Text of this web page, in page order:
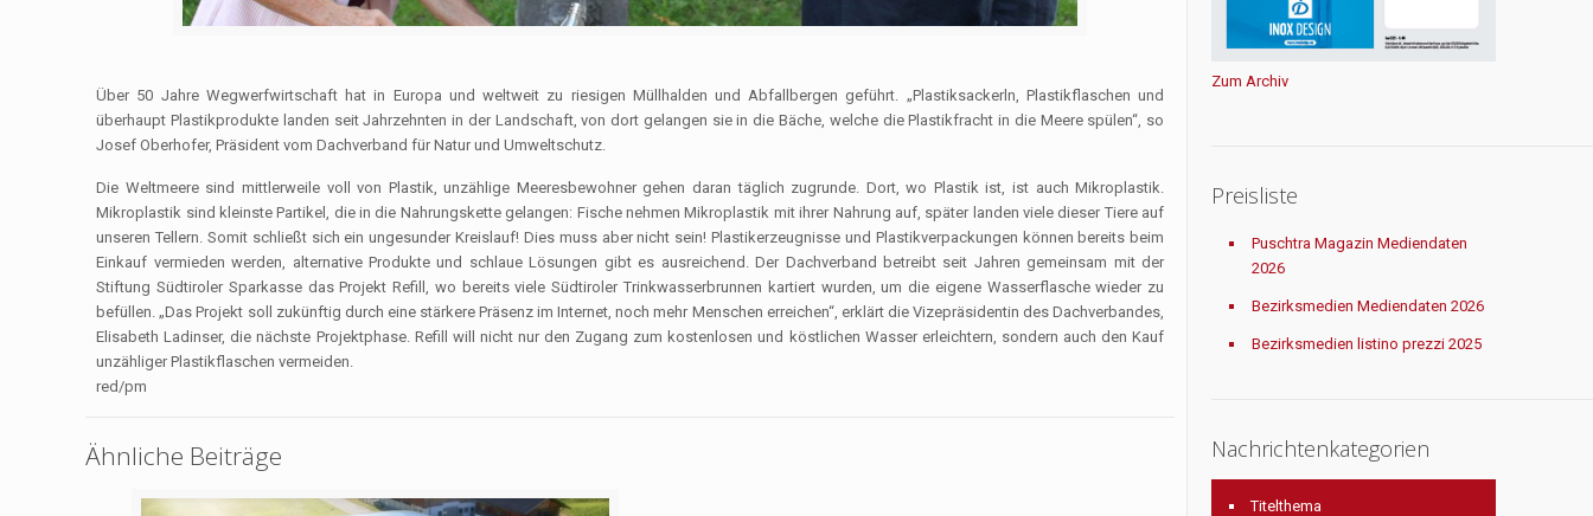
Über 50 Jahre Wegwerfwirtschaft hat in Europa und weltweit zu riesigen Müllhalden und Abfallbergen geführt. „Plastiksackerln, Plastikflaschen und
überhaupt Plastikprodukte landen seit Jahrzehnten in der Landschaft, von dort gelangen sie in die Bäche, welche die Plastikfracht in die Meere spülen“, so
Josef Oberhofer, Präsident vom Dachverband für Natur und Umweltschutz.
Die Weltmeere sind mittlerweile voll von Plastik, unzählige Meeresbewohner gehen daran täglich zugrunde. Dort, wo Plastik ist, ist auch Mikroplastik.
Mikroplastik sind kleinste Partikel, die in die Nahrungskette gelangen: Fische nehmen Mikroplastik mit ihrer Nahrung auf, später landen viele dieser Tiere auf
unseren Tellern. Somit schließt sich ein ungesunder Kreislauf! Dies muss aber nicht sein! Plastikerzeugnisse und Plastikverpackungen können bereits beim
Einkauf vermieden werden, alternative Produkte und schlaue Lösungen gibt es ausreichend. Der Dachverband betreibt seit Jahren gemeinsam mit der
Stiftung Südtiroler Sparkasse das Projekt Refill, wo bereits viele Südtiroler Trinkwasserbrunnen kartiert wurden, um die eigene Wasserflasche wieder zu
befüllen. „Das Projekt soll zukünftig durch eine stärkere Präsenz im Internet, noch mehr Menschen erreichen“, erklärt die Vizepräsidentin des Dachverbandes,
Elisabeth Ladinser, die nächste Projektphase. Refill will nicht nur den Zugang zum kostenlosen und köstlichen Wasser erleichtern, sondern auch den Kauf
unzähliger Plastikflaschen vermeiden.
red/pm
Ähnliche Beiträge
Zum Archiv
Preisliste
Puschtra Magazin Mediendaten
2026
Bezirksmedien Mediendaten 2026
Bezirksmedien listino prezzi 2025
Nachrichtenkategorien
Titelthema